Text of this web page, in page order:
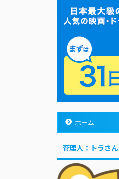
ホーム
管理人：トラさん